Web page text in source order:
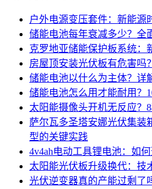
户外电源变压套件：新能源
储能电池每年衰减多少？全
克罗地亚储能保护板系统：
房屋顶安装光伏板有危害吗
储能电池以什么为主体？详
储能电池怎么用才能耐用？
太阳能摄像头开机无反应？
萨尔瓦多圣塔安娜光伏集装
型的关键实践
4v4ah电动工具锂电池：如
太阳能光伏板升级换代：技
光伏逆变器真的产能过剩了